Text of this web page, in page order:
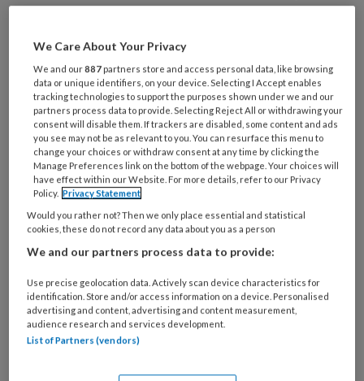
geworden voor het vak van pedicure.
Via social media hebben we onze
lezers gevraagd om binnen tien dagen
hun favoriete docent te noemen.
Docente Els van den Meijdenberg
kreeg de meeste stemmen, daarna
kwam José Camerik en op de derde
plaats eindigde Engelien Stroot.
PREMIUM
Bekijk de mogelijkheden
We Care About Your Privacy
We and our887 partners store and access personal data, like browsing
data or unique identifiers, on your device. Selecting I Accept enables
tracking technologies to support the purposes shown under we and our
partners process data to provide. Selecting Reject All or withdrawing your
consent will disable them. If trackers are disabled, some content and ads
you see may not be as relevant to you. You can resurface this menu to
change your choices or withdraw consent at any time by clicking the
Manage Preferences link on the bottom of the webpage. Your choices will
have effect within our Website. For more details, refer to our Privacy
Policy. Privacy Statement
Would you rather not? Then we only place essential and statistical
cookies, these do not record any data about you as a person
We and our partners process data to provide:
Use precise geolocation data. Actively scan device characteristics for
identification. Store and/or access information on a device. Personalised
advertising and content, advertising and content measurement,
audience research and services development.
List of Partners (vendors)